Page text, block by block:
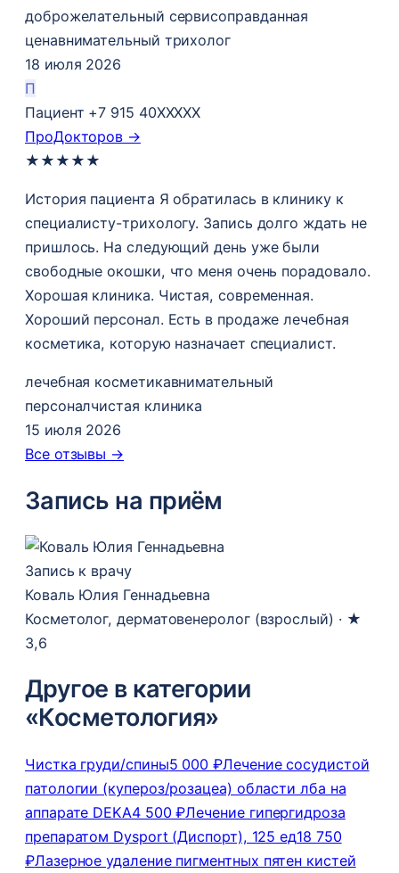
доброжелательный сервисоправданная
ценавнимательный трихолог
18 июля 2026
П
Пациент +7 915 40XXXXX
ПроДокторов →
★ ★ ★ ★ ★
История пациента Я обратилась в клинику к
специалисту-трихологу. Запись долго ждать не
пришлось. На следующий день уже были
свободные окошки, что меня очень порадовало.
Хорошая клиника. Чистая, современная.
Хороший персонал. Есть в продаже лечебная
косметика, которую назначает специалист.
лечебная косметикавнимательный
персоналчистая клиника
15 июля 2026
Все отзывы →
Запись на приём
Запись к врачу
Коваль Юлия Геннадьевна
Косметолог, дерматовенеролог (взрослый) · ★
3,6
Другое в категории
«Косметология»
Чистка груди/спины5 000 ₽Лечение сосудистой
патологии (купероз/розацеа) области лба на
аппарате DEKA4 500 ₽Лечение гипергидроза
препаратом Dysport (Диспорт), 125 ед18 750
₽Лазерное удаление пигментных пятен кистей